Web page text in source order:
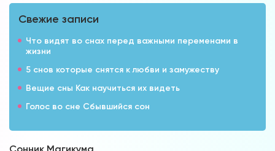
Свежие записи
Что видят во снах перед важными переменами в
жизни
5 снов которые снятся к любви и замужеству
Вещие сны Как научиться их видеть
Голос во сне Сбывшийся сон
Сонник Магикума